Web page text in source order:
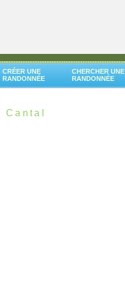
CRÉER UNE
RANDONNÉE
CHERCHER UNE
RANDONNÉE